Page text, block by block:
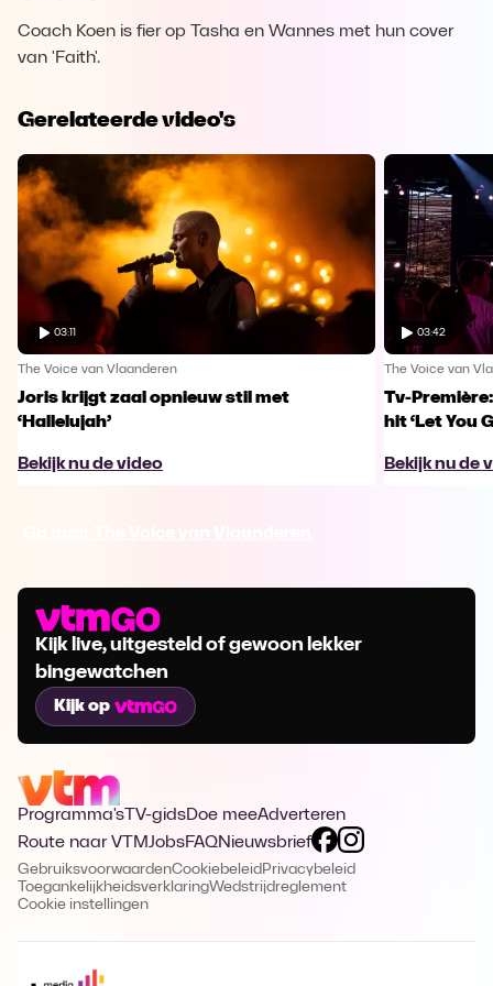
Coach Koen is fier op Tasha en Wannes met hun cover
van 'Faith'.
Gerelateerde video's
03:11
The Voice van Vlaanderen
Joris krijgt zaal opnieuw stil met
‘Hallelujah’
Bekijk nu de video
03:42
The Voice van
Tv-
hit ‘Let You
Bekijk nu de
Kijk live, uitgesteld of gewoon lekker
bingewatchen
Kijk op
Programma's TV-gidsDoe meeAdverteren
Route naar VTMJobsFAQNieuwsbrief
GebruiksvoorwaardenCookiebeleid Privacybeleid
ToegankelijkheidsverklaringWedstrijdreglement
Cookie instellingen